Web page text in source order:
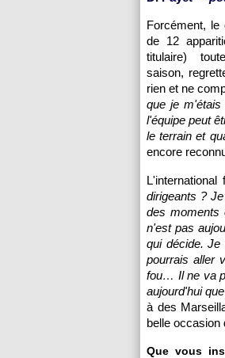
Forcément, le
de 12
titulaire)
saison,
rien et ne
que je
l'équipe peut
le terrain et
encore
dirigeants ?
des moments
n'est pas
qui décide.
pourrais aller
fou… Il ne va
aujourd'hui
à des
belle occasion
Que vous